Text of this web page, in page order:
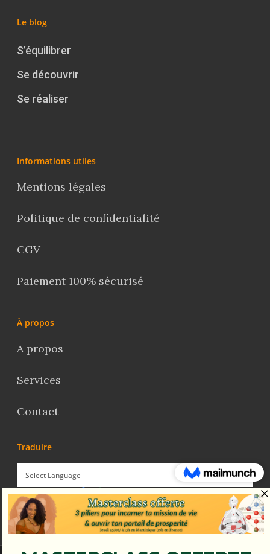
Le blog
S’équilibrer
Se découvrir
Se réaliser
Informations utiles
Mentions légales
Politique de confidentialité
CGV
Paiement 100% sécurisé
À propos
A propos
Services
Contact
Traduire
Powered by Translate